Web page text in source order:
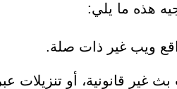
هذه ما يلي:
ويب غير ذات صلة.
قانونية، أو تنزيلات